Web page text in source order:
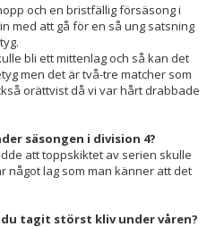
och en bristfällig försäsong i
med att gå för en så ung satsning
bli ett mittenlag och så kan det
men det är två-tre matcher som
orättvist då vi var hårt drabbade
säsongen i division 4?
att toppskiktet av serien skulle
något lag som man känner att det
tagit störst kliv under våren?